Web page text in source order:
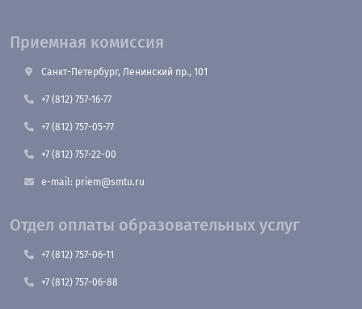
Приемная комиссия
Санкт-Петербург, Ленинский пр., 101
+7 (812) 757-16-77
+7 (812) 757-05-77
+7 (812) 757-22-00
e-mail: priem@smtu.ru
Отдел оплаты образовательных услуг
+7 (812) 757-06-11
+7 (812) 757-06-88